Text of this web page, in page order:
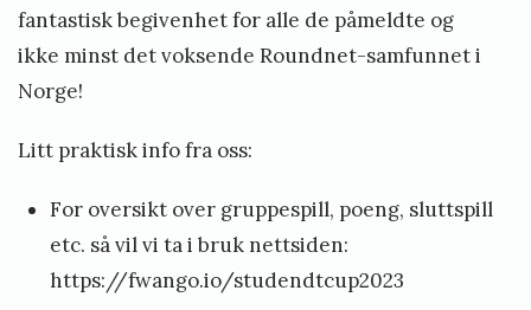
fantastisk begivenhet for alle de påmeldte og
ikke minst det voksende Roundnet-samfunnet i
Norge!
Litt praktisk info fra oss:
For oversikt over gruppespill, poeng, sluttspill
etc. så vil vi ta i bruk nettsiden:
https://fwango.io/studendtcup2023